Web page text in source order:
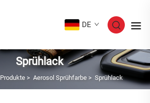
DE
Sprühlack
Produkte > Aerosol Sprühfarbe > Sprühlack